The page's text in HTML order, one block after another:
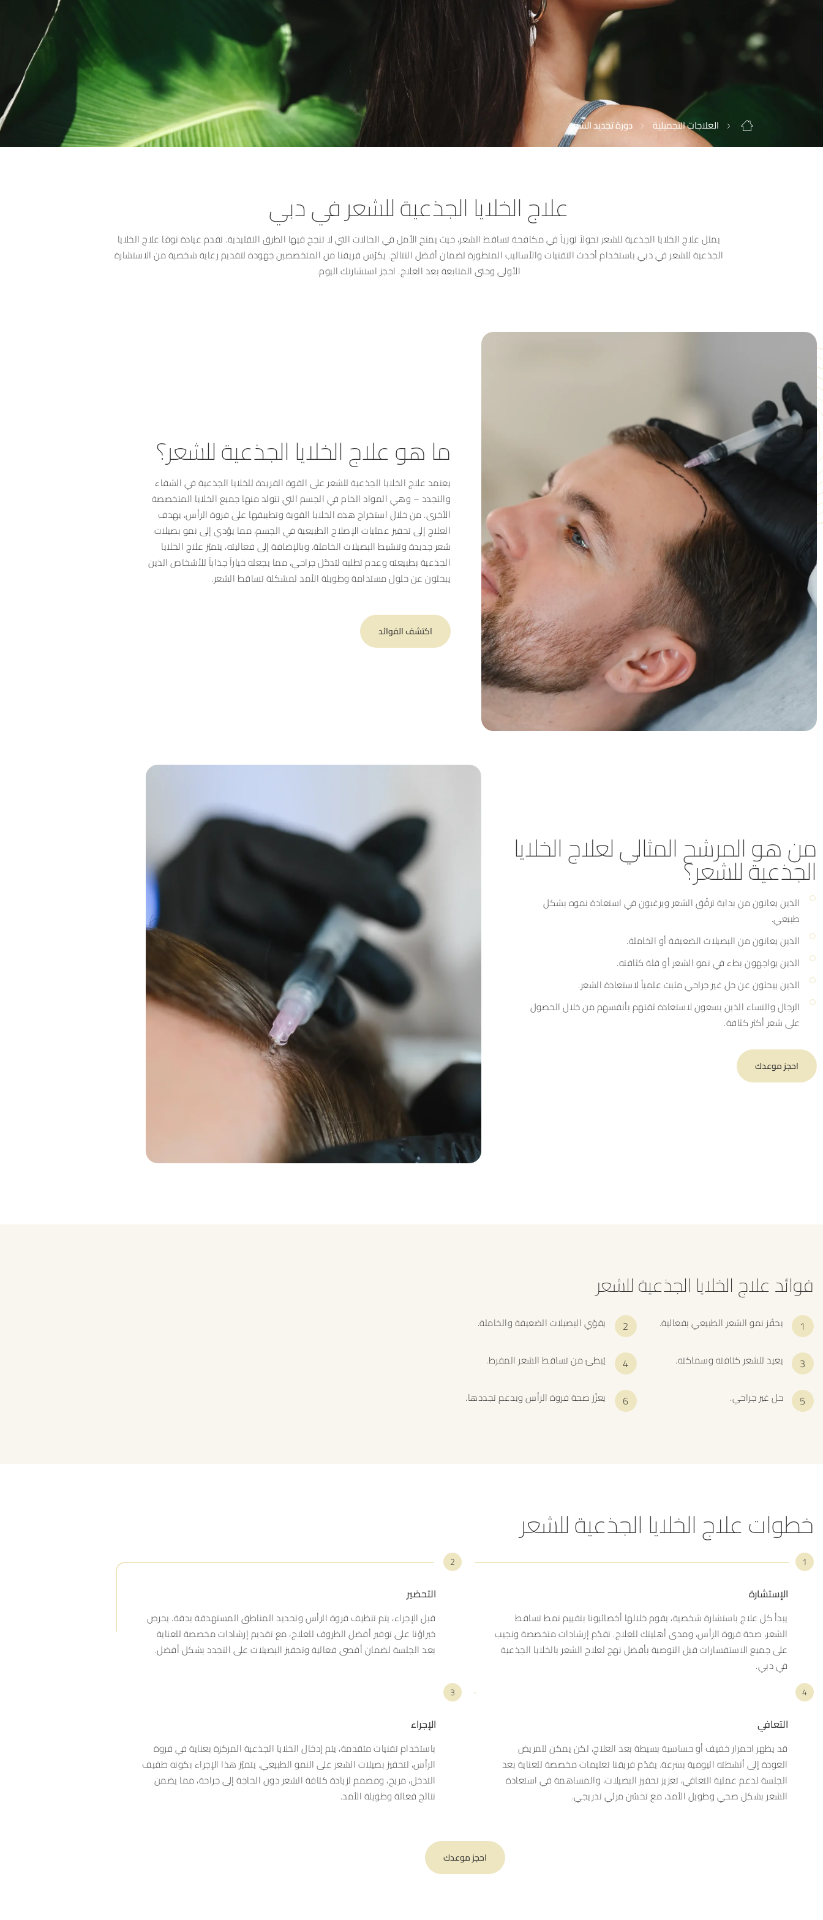
العلاجات التجميلية دورة تجديد الشعر
علاج الخلايا الجذعية للشعر في دبي
يمثل علاج الخلايا الجذعية للشعر تحولاً ثورياً في مكافحة تساقط الشعر، حيث يمنح الأمل في الحالات التي لا تنجح فيها الطرق التقليدية. تقدم عيادة نوفا علاج الخلايا
الجذعية للشعر في دبي باستخدام أحدث التقنيات والأساليب المتطورة لضمان أفضل النتائج. يكرّس فريقنا من المتخصصين جهوده لتقديم رعاية شخصية من الاستشارة
الأولى وحتى المتابعة بعد العلاج. احجز استشارتك اليوم.
ما هو علاج الخلايا الجذعية للشعر؟
يعتمد علاج الخلايا الجذعية للشعر على القوة الفريدة للخلايا الجذعية في الشفاء
والتجدد – وهي المواد الخام في الجسم التي تتولد منها جميع الخلايا المتخصصة
الأخرى. من خلال استخراج هذه الخلايا القوية وتطبيقها على فروة الرأس، يهدف
العلاج إلى تحفيز عمليات الإصلاح الطبيعية في الجسم، مما يؤدي إلى نمو بصيلات
شعر جديدة وتنشيط البصيلات الخاملة. وبالإضافة إلى فعاليته، يتميّز علاج الخلايا
الجذعية بطبيعته وعدم تطلبه لتدخُّل جراحي، مما يجعله خياراً جذاباً للأشخاص الذين
يبحثون عن حلول مستدامة وطويلة الأمد لمشكلة تساقط الشعر.
اكتشف الفوائد
من هو المرشح المثالي لعلاج الخلايا
الجذعية للشعر؟
الذين يعانون من بداية ترقّق الشعر ويرغبون في استعادة نموه بشكل
طبيعي.
الذين يعانون من البصيلات الضعيفة أو الخاملة.
الذين يواجهون بطء في نمو الشعر أو قلة كثافته.
الذين ييحثون عن حل غير جراحي مثبت علمياً لاستعادة الشعر.
الرجال والنساء الذين يسعون لاستعادة ثقتهم بأنفسهم من خلال الحصول
على شعر أكثر كثافة.
احجز موعدك
فوائد علاج الخلايا الجذعية للشعر
يحفّز نمو الشعر الطبيعي بفعالية. يقوّي البصيلات الضعيفة والخاملة.
يعيد للشعر كثافته وسماكته. يُبطئ من تساقط الشعر المفرط.
حل غير جراحي. يعزّز صحة فروة الرأس ويدعم تجددها.
خطوات علاج الخلايا الجذعية للشعر
1
الإستشارة
يبدأ كل علاج باستشارة شخصية، يقوم خلالها أخصائيونا بتقييم نمط تساقط
الشعر، صحة فروة الرأس، ومدى أهليتك للعلاج. نقدّم إرشادات متخصصة ونجيب
على جميع الاستفسارات قبل التوصية بأفضل نهج لعلاج الشعر بالخلايا الجذعية
في دبي.
2
التحضير
قبل الإجراء، يتم تنظيف فروة الرأس وتحديد المناطق المستهدفة بدقة. يحرص
خبراؤنا على توفير أفضل الظروف للعلاج، مع تقديم إرشادات مخصصة للعناية
بعد الجلسة لضمان أقصى فعالية وتحفيز البصيلات على التجدد بشكل أفضل.
4
التعافي
قد يظهر احمرار خفيف أو حساسية بسيطة بعد العلاج، لكن يمكن للمريض
العودة إلى أنشطته اليومية بسرعة. يقدّم فريقنا تعليمات مخصصة للعناية بعد
الجلسة لدعم عملية التعافي، تعزيز تحفيز البصيلات، والمساهمة في استعادة
الشعر بشكل صحي وطويل الأمد، مع تحسّن مرئي تدريجي.
3
الإجراء
باستخدام تقنيات متقدمة، يتم إدخال الخلايا الجذعية المركزة بعناية في فروة
الرأس، لتحفيز بصيلات الشعر على النمو الطبيعي. يتميّز هذا الإجراء بكونه طفيف
التدخل، مريح، ومصمم لزيادة كثافة الشعر دون الحاجة إلى جراحة، مما يضمن
نتائج فعالة وطويلة الأمد.
احجز موعدك